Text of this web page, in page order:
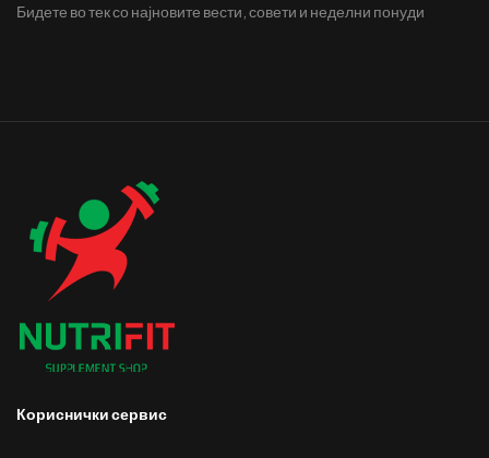
Бидете во тек со најновите вести, совети и неделни понуди
Кориснички сервис